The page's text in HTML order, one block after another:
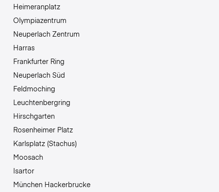
Heimeranplatz
Olympiazentrum
Neuperlach Zentrum
Harras
Frankfurter Ring
Neuperlach Süd
Feldmoching
Leuchtenbergring
Hirschgarten
Rosenheimer Platz
Karlsplatz (Stachus)
Moosach
Isartor
München Hackerbrucke